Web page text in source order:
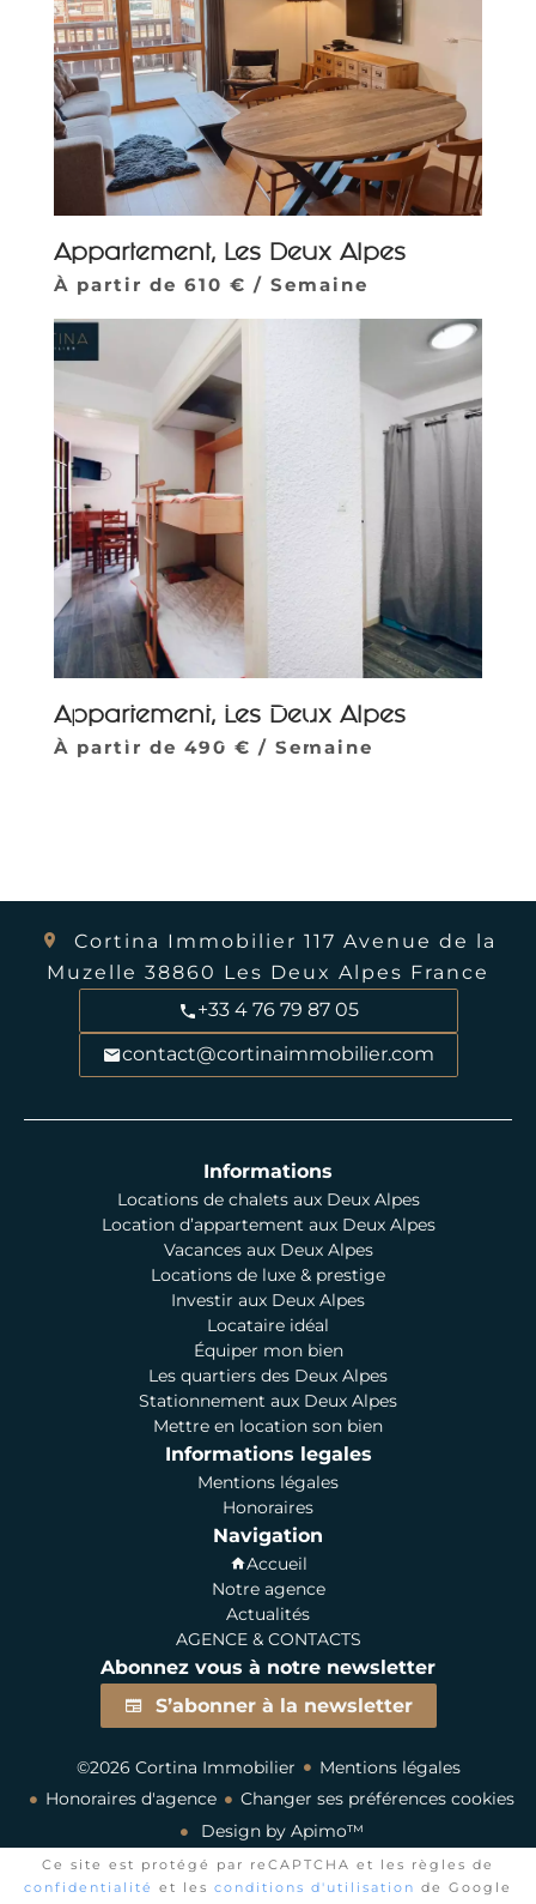
Parcourir la galerie
Appartement, Les Deux Alpes
À partir de 610 € / Semaine
Appartement, Les Deux Alpes
À partir de 490 € / Semaine
Cortina Immobilier 117 Avenue de la
Muzelle 38860 Les Deux Alpes France
+33 4 76 79 87 05
contact@cortinaimmobilier.com
Informations
Locations de chalets aux Deux Alpes
Location d’appartement aux Deux Alpes
Vacances aux Deux Alpes
Locations de luxe & prestige
Investir aux Deux Alpes
Locataire idéal
Équiper mon bien
Les quartiers des Deux Alpes
Stationnement aux Deux Alpes
Mettre en location son bien
Informations legales
Mentions légales
Honoraires
Navigation
Accueil
Notre agence
Actualités
AGENCE & CONTACTS
Abonnez vous à notre newsletter
S’abonner à la newsletter
©2026 Cortina Immobilier
Mentions légales
Honoraires d'agence
Changer ses préférences cookies
Design by Apimo™
Ce site est protégé par reCAPTCHA et les règles de
confidentialité et les conditions d'utilisation de Google